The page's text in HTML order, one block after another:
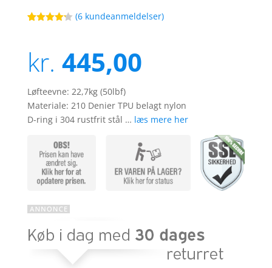
baseret
på
kundebedø
(6 kundeanmeldelser)
kr. 445,00
Løfteevne: 22,7kg (50lbf)
Materiale: 210 Denier TPU belagt nylon
D-ring i 304 rustfrit stål … læs mere her